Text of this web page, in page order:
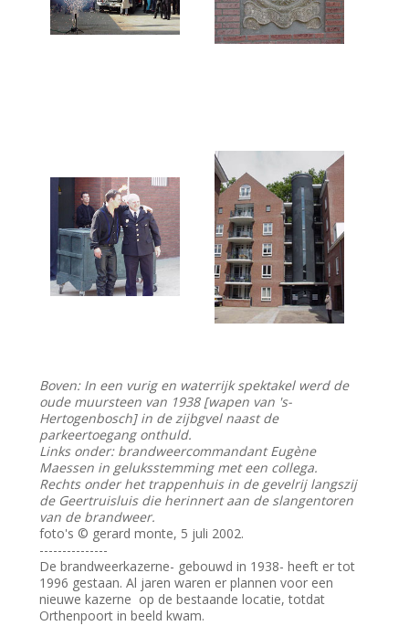
Boven: In een vurig en waterrijk spektakel werd de
oude muursteen van 1938 [wapen van 's-
Hertogenbosch] in de zijbgvel naast de
parkeertoegang onthuld.
Links onder: brandweercommandant Eugène
Maessen in geluksstemming met een collega.
Rechts onder het trappenhuis in de gevelrij langszij
de Geertruisluis die herinnert aan de slangentoren
van de brandweer.
foto's © gerard monte, 5 juli 2002.
---------------
De brandweerkazerne- gebouwd in 1938- heeft er tot
1996 gestaan. Al jaren waren er plannen voor een
nieuwe kazerne op de bestaande locatie, totdat
Orthenpoort in beeld kwam.